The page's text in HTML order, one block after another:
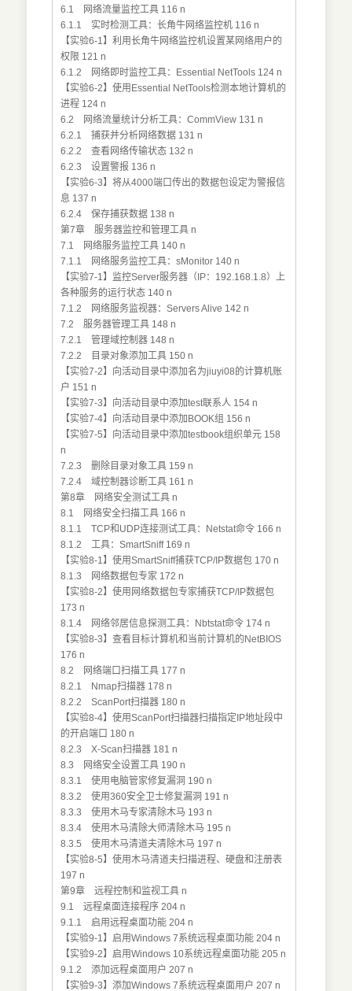
6.1 网络流量监控工具 116 n
6.1.1 实时检测工具：长角牛网络监控机 116 n
【实验6-1】利用长角牛网络监控机设置某网络用户的
权限 121 n
6.1.2 网络即时监控工具：Essential NetTools 124 n
【实验6-2】使用Essential NetTools检测本地计算机的
进程 124 n
6.2 网络流量统计分析工具：CommView 131 n
6.2.1 捕获并分析网络数据 131 n
6.2.2 查看网络传输状态 132 n
6.2.3 设置警报 136 n
【实验6-3】将从4000端口传出的数据包设定为警报信
息 137 n
6.2.4 保存捕获数据 138 n
第7章 服务器监控和管理工具 n
7.1 网络服务监控工具 140 n
7.1.1 网络服务监控工具：sMonitor 140 n
【实验7-1】监控Server服务器（IP：192.168.1.8）上
各种服务的运行状态 140 n
7.1.2 网络服务监视器：Servers Alive 142 n
7.2 服务器管理工具 148 n
7.2.1 管理域控制器 148 n
7.2.2 目录对象添加工具 150 n
【实验7-2】向活动目录中添加名为jiuyi08的计算机账
户 151 n
【实验7-3】向活动目录中添加test联系人 154 n
【实验7-4】向活动目录中添加BOOK组 156 n
【实验7-5】向活动目录中添加testbook组织单元 158
n
7.2.3 删除目录对象工具 159 n
7.2.4 域控制器诊断工具 161 n
第8章 网络安全测试工具 n
8.1 网络安全扫描工具 166 n
8.1.1 TCP和UDP连接测试工具：Netstat命令 166 n
8.1.2 工具：SmartSniff 169 n
【实验8-1】使用SmartSniff捕获TCP/IP数据包 170 n
8.1.3 网络数据包专家 172 n
【实验8-2】使用网络数据包专家捕获TCP/IP数据包
173 n
8.1.4 网络邻居信息探测工具：Nbtstat命令 174 n
【实验8-3】查看目标计算机和当前计算机的NetBIOS
176 n
8.2 网络端口扫描工具 177 n
8.2.1 Nmap扫描器 178 n
8.2.2 ScanPort扫描器 180 n
【实验8-4】使用ScanPort扫描器扫描指定IP地址段中
的开启端口 180 n
8.2.3 X-Scan扫描器 181 n
8.3 网络安全设置工具 190 n
8.3.1 使用电脑管家修复漏洞 190 n
8.3.2 使用360安全卫士修复漏洞 191 n
8.3.3 使用木马专家清除木马 193 n
8.3.4 使用木马清除大师清除木马 195 n
8.3.5 使用木马清道夫清除木马 197 n
【实验8-5】使用木马清道夫扫描进程、硬盘和注册表
197 n
第9章 远程控制和监视工具 n
9.1 远程桌面连接程序 204 n
9.1.1 启用远程桌面功能 204 n
【实验9-1】启用Windows 7系统远程桌面功能 204 n
【实验9-2】启用Windows 10系统远程桌面功能 205 n
9.1.2 添加远程桌面用户 207 n
【实验9-3】添加Windows 7系统远程桌面用户 207 n